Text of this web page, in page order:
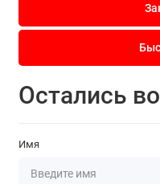
Остались
Имя